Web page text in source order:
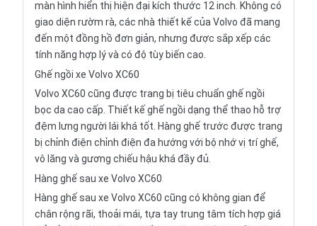
màn hình hiển thị hiện đại kích thước 12 inch. Không có
giao diện rườm rà, các nhà thiết kế của Volvo đã mang
đến một đồng hồ đơn giản, nhưng được sắp xếp các
tính năng hợp lý và có độ tùy biến cao.
Ghế ngồi xe Volvo XC60
Volvo XC60 cũng được trang bị tiêu chuẩn ghế ngồi
bọc da cao cấp. Thiết kế ghế ngồi dạng thể thao hỗ trợ
đệm lưng người lái khá tốt. Hàng ghế trước được trang
bị chỉnh điện chỉnh điện đa hướng với bộ nhớ vị trí ghế,
vô lăng và gương chiếu hậu khá đầy đủ.
Hàng ghế sau xe Volvo XC60
Hàng ghế sau xe Volvo XC60 cũng có không gian để
chân rộng rãi, thoải mái, tựa tay trung tâm tích hợp giá